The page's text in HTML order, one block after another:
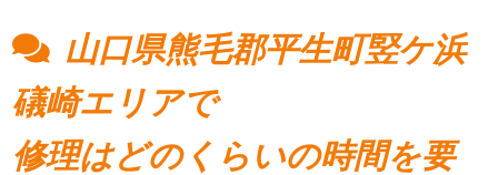
山口県熊毛郡平生町竪ケ浜
礒崎エリアで
修理はどのくらいの時間を要